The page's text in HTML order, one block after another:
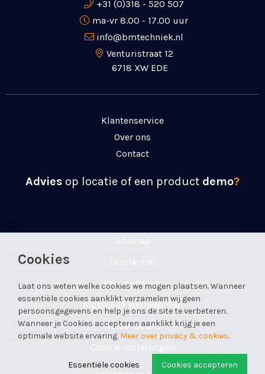
Cookies
Laat ons weten welke cookies we mogen plaatsen. Wanneer
essentiële cookies aanklikt verzamelen wij geen
persoonsgegevens en help je ons de site te verbeteren.
Wanneer je Cookies accepteren aanklikt krijg je een
optimale website ervaring. Meer over privacy & cookies.
Cookies accepteren
Essentiële cookies
+31 (0)318 - 520 507
ma-vr 8.00 - 17.00 uur
info@bmtechniek.nl
Venturistraat 12
6718 XW EDE
Klantenservice
Over ons
Contact
Advies op locatie of een product demo?
Sitemap
Disclaimer
Privacy Policy
Algemene voorwaarden
Retourbeleid
Cookie-instellingen